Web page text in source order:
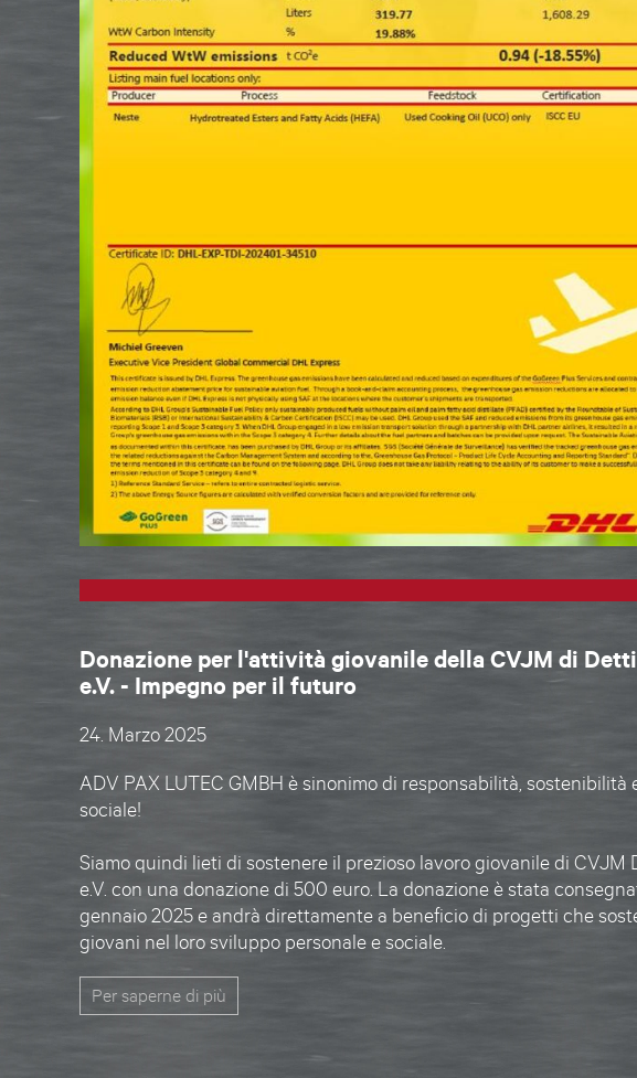
Donazione per l'attività giovanile della CVJM di
e.V. - Impegno per il futuro
24. Marzo 2025
ADV PAX LUTEC GMBH è sinonimo di responsabilità, sostenibilità
sociale!
Siamo quindi lieti di sostenere il prezioso lavoro giovanile di CVJM
e.V. con una donazione di 500 euro . La donazione è stata
gennaio 2025 e andrà direttamente a beneficio di progetti che
giovani nel loro sviluppo personale e sociale.
Per saperne di più